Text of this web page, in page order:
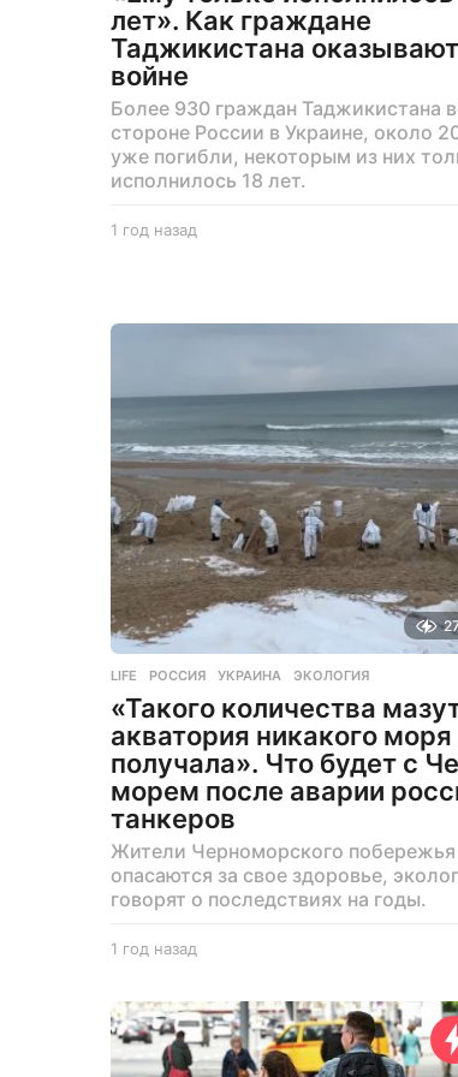
лет». Как граждане
Таджикистана
войне
Более 930 граждан Таджикистана
стороне России в Украине, около
уже погибли, некоторым из них
исполнилось 18 лет.
1 год назад
н
LIFE РОССИЯ ,УКРАИНА ,ЭКОЛОГИЯ
«Такого количества
акватория никакого моря
получала». Что будет с
морем после аварии
танкеров
Жители Черноморского побережья
опасаются за свое здоровье,
говорят о последствиях на годы.
1 год назад
д
н
а